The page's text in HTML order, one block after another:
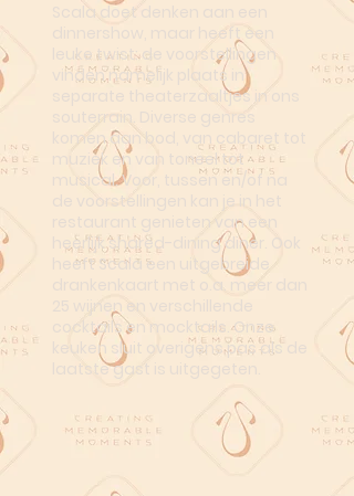
Scala doet denken aan een
dinnershow, maar heeft een
leuke twist: de voorstellingen
vinden namelijk plaats in
separate theaterzaaltjes in ons
souterrain. Diverse genres
komen aan bod, van cabaret tot
muziek en van toneel tot
musical. Voor, tussen en/of na
de voorstellingen kan je in het
restaurant genieten van een
heerlijk shared-dining diner. Ook
heeft Scala een uitgebreide
drankenkaart met o.a. meer dan
25 wijnen en verschillende
cocktails en mocktails. Onze
keuken sluit overigens pas als de
laatste gast is uitgegeten.